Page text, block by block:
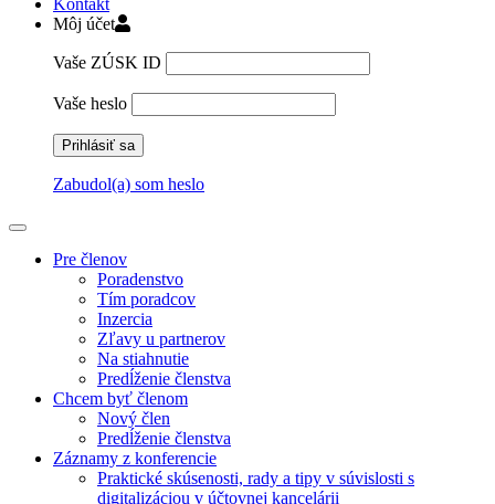
Môj účet
Vaše ZÚSK ID
Vaše heslo
Zabudol(a) som heslo
Pre členov
Poradenstvo
Tím poradcov
Inzercia
Zľavy u partnerov
Na stiahnutie
Predĺženie členstva
Chcem byť členom
Nový člen
Predĺženie členstva
Záznamy z konferencie
Praktické skúsenosti, rady a tipy v súvislosti s
digitalizáciou v účtovnej kancelárii